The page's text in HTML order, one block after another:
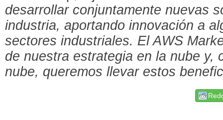
desarrollar conjuntamente nuevas
industria, aportando innovación a
sectores industriales. El AWS
de nuestra estrategia en la nube y,
nube, queremos llevar estos